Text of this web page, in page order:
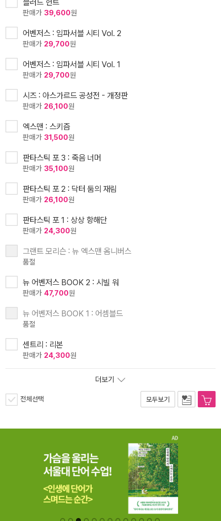
블러드 헌트
판매가 39,600원
어벤저스 : 임파서블 시티 Vol. 2
판매가 29,700원
어벤저스 : 임파서블 시티 Vol. 1
판매가 29,700원
시즈 : 아스가르드 공성전 - 개정판
판매가 26,100원
엑스맨 : 스키즘
판매가 31,500원
판타스틱 포 3 : 죽음 너머
판매가 35,100원
판타스틱 포 2 : 닥터 둠의 재림
판매가 26,100원
판타스틱 포 1 : 상상 항해단
판매가 24,300원
그랜트 모리슨 : 뉴 엑스맨 옴니버스
품절
뉴 어벤저스 BOOK 2 : 시빌 워
판매가 47,700원
뉴 어벤저스 BOOK 1 : 어셈블드
품절
센트리 : 리본
판매가 24,300원
더보기
전체선택 모두보기